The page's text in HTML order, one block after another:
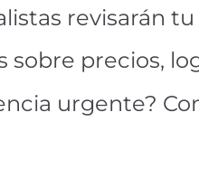
revisarán
sobre precios,
urgente?